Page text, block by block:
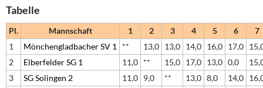
Tabelle
Pl. Mannschaft 1 2 3 4 5 6
7
1
Mönchengladbacher SV 1 ** 13,0 13,0 14,0 16,0 17,0
2
Elberfelder SG 1 11,0 ** 15,0 17,0 13,0 0,0
3
SG Solingen 2 11,0 9,0 ** 13,0 8,0 14,0